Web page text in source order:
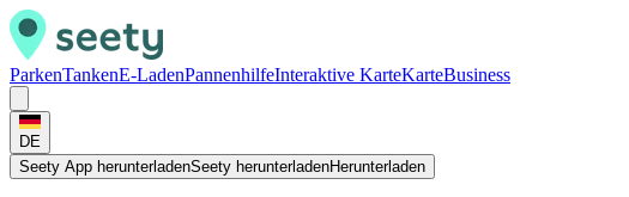
ParkenTankenE-LadenPannenhilfeInteraktive KarteKarteBusiness
DE
Seety App herunterladenSeety herunterladenHerunterladen